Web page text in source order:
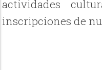
actividades
inscripciones de